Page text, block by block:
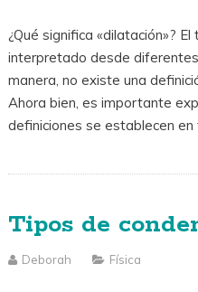
¿Qué significa «dilatación»?
interpretado desde
manera, no existe una
Ahora bien, es importante
definiciones se establecen en
Tipos de
Deborah Física